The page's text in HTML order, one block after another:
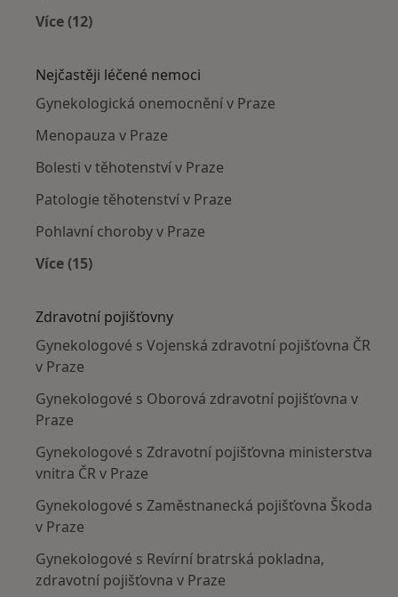
Více (12)
Nejčastěji léčené nemoci
Gynekologická onemocnění v Praze
Menopauza v Praze
Bolesti v těhotenství v Praze
Patologie těhotenství v Praze
Pohlavní choroby v Praze
Více (15)
Zdravotní pojišťovny
Gynekologové s Vojenská zdravotní pojišťovna ČR
v Praze
Gynekologové s Oborová zdravotní pojišťovna v
Praze
Gynekologové s Zdravotní pojišťovna ministerstva
vnitra ČR v Praze
Gynekologové s Zaměstnanecká pojišťovna Škoda
v Praze
Gynekologové s Revírní bratrská pokladna,
zdravotní pojišťovna v Praze